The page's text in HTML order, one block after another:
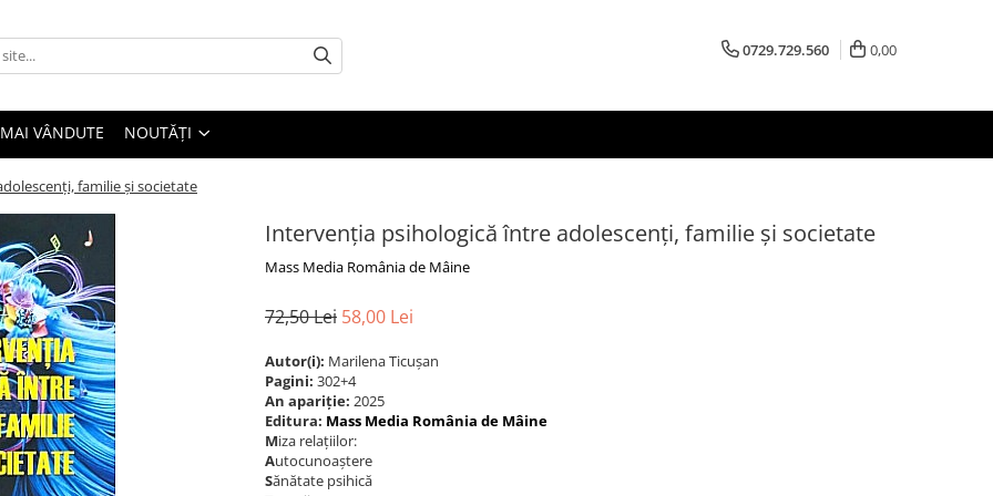
0729.729.560 0,00
VÂNDUTE NOUTĂȚI
familie și societate
Intervenția psihologică între adolescenți, familie și societate
Mass Media România de Mâine
72,50 Lei 58,00 Lei
Autor(i): Marilena Ticușan
Pagini: 302+4
An apariție: 2025
Editura: Mass Media România de Mâine
Miza relațiilor:
Autocunoaștere
Sănătate psihică